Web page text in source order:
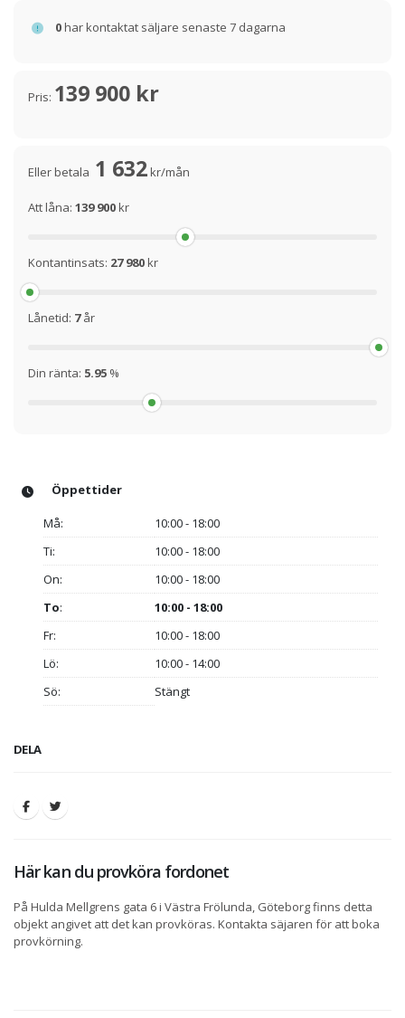
0har kontaktat säljare senaste 7 dagarna
Pris: 139 900 kr
Eller betala 1 632kr/mån
Att låna: 139 900kr
Kontantinsats: 27 980kr
Lånetid: 7år
Din ränta: 5.95 %
Öppettider
Må:
10:00 - 18:00
Ti:
10:00 - 18:00
On:
10:00 - 18:00
To:
10:00 - 18:00
Fr:
10:00 - 18:00
Lö:
10:00 - 14:00
Sö:
Stängt
DELA
Här kan du provköra fordonet
På Hulda Mellgrens gata 6 i Västra Frölunda, Göteborg finns detta
objekt angivet att det kan provköras. Kontakta säjaren för att boka
provkörning.